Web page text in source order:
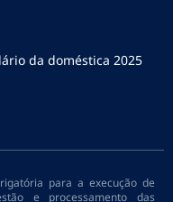
da doméstica 2025
para a execução de
e processamento das